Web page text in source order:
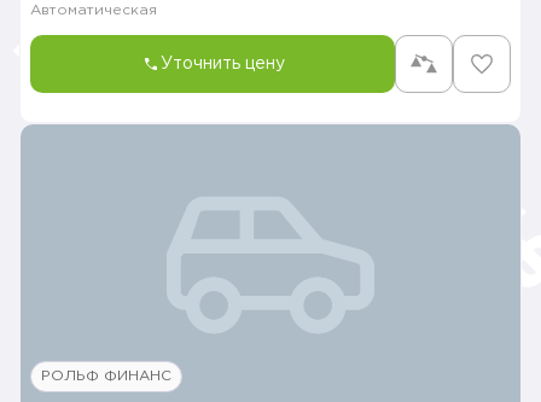
Автоматическая
Уточнить цену
РОЛЬФ ФИНАНС